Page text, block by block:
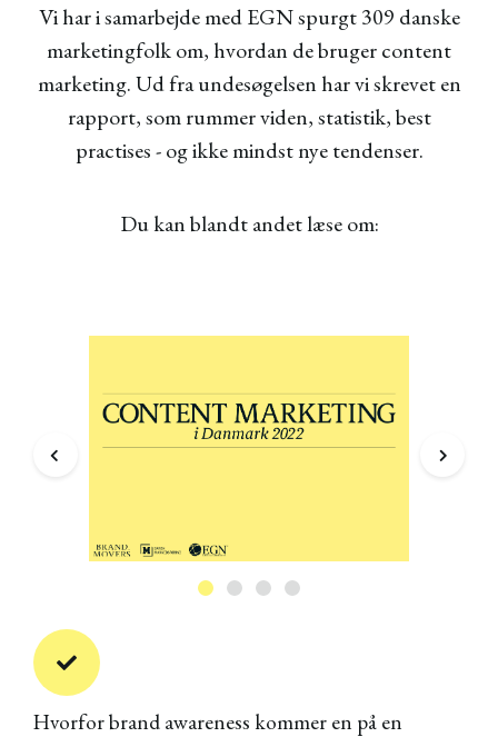
Vi har i samarbejde med EGN spurgt 309 danske
marketingfolk om, hvordan de bruger content
marketing. Ud fra undesøgelsen har vi skrevet en
rapport, som rummer viden, statistik,best
practises - og ikke mindst nye tendenser.
Du kan blandt andet læse om:
Hvorfor brand awareness kommer en på en